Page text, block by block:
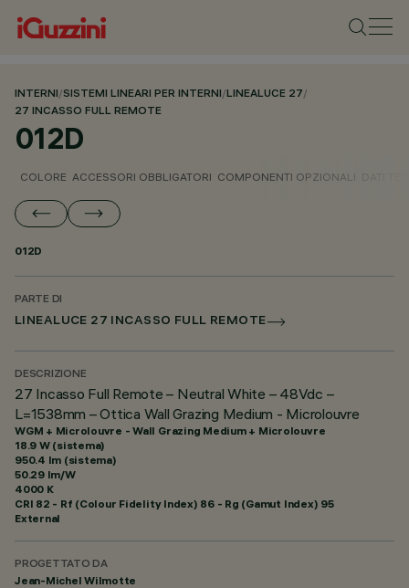
INTERNI/SISTEMI LINEARI PER INTERNI/LINEALUCE 27/
27 INCASSO FULL REMOTE
012D
COLORE ACCESSORI OBBLIGATORI COMPONENTI OPZIONALI
012D
PARTE DI
LINEALUCE 27 INCASSO FULL REMOTE
DESCRIZIONE
27 Incasso Full Remote – Neutral White – 48Vdc –
L=1538mm – Ottica Wall Grazing Medium - Microlouvre
WGM + Microlouvre - Wall Grazing Medium + Microlouvre
18.9 W (sistema)
950.4 lm (sistema)
50.29 lm/W
4000 K
CRI 82 - Rf (Colour Fidelity Index) 86 - Rg (Gamut Index) 95
External
PROGETTATO DA
Jean-Michel Wilmotte